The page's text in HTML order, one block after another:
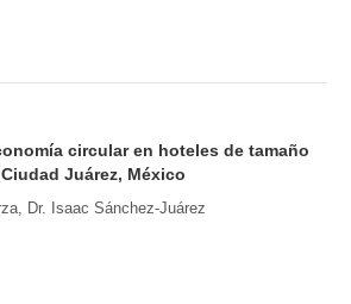
circular en hoteles de tamaño
Juárez, México
Dr. Isaac Sánchez-Juárez